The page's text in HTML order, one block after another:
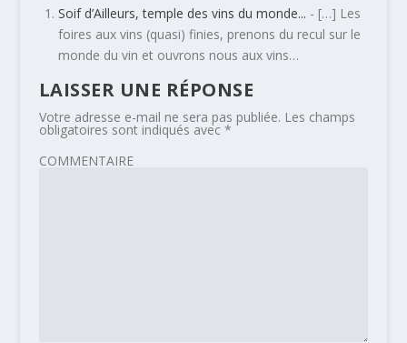
Soif d’Ailleurs, temple des vins du monde... - […] Les
foires aux vins (quasi) finies, prenons du recul sur le
monde du vin et ouvrons nous aux vins…
LAISSER UNE RÉPONSE
Votre adresse e-mail ne sera pas publiée. Les champs
obligatoires sont indiqués avec *
COMMENTAIRE